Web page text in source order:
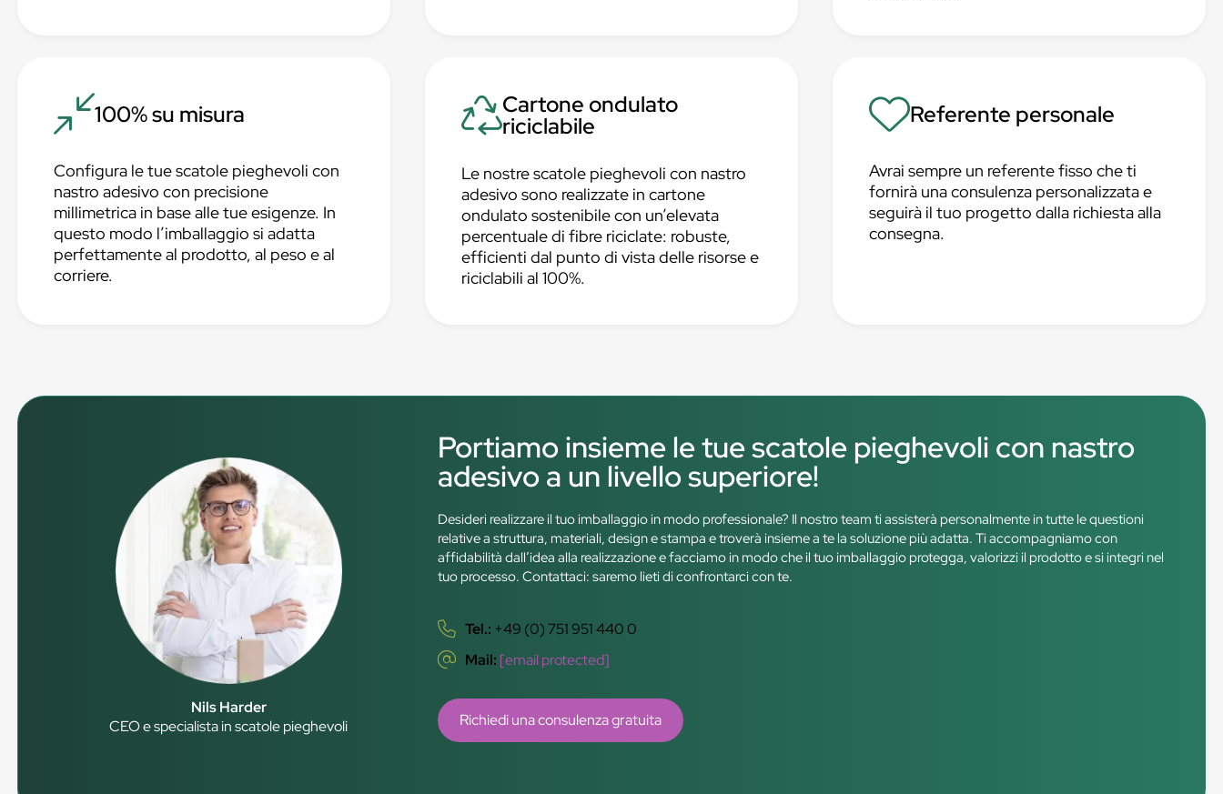
100% su misura
Configura le tue scatole pieghevoli con
nastro adesivo con precisione
millimetrica in base alle tue esigenze. In
questo modo l’imballaggio si adatta
perfettamente al prodotto, al peso e al
corriere.
Cartone ondulato
riciclabile
Le nostre scatole pieghevoli con nastro
adesivo sono realizzate in cartone
ondulato sostenibile con un’elevata
percentuale di fibre riciclate: robuste,
efficienti dal punto di vista delle risorse e
riciclabili al 100%.
Referente personale
Avrai sempre un referente fisso che ti
fornirà una consulenza personalizzata e
seguirà il tuo progetto dalla richiesta alla
consegna.
Nils Harder
CEO e specialista in scatole pieghevoli
Portiamo insieme le tue scatole pieghevoli con nastro
adesivo a un livello superiore!
Desideri realizzare il tuo imballaggio in modo professionale? Il nostro team ti assisterà personalmente in tutte le questioni
relative a struttura, materiali, design e stampa e troverà insieme a te la soluzione più adatta. Ti accompagniamo con
affidabilità dall’idea alla realizzazione e facciamo in modo che il tuo imballaggio protegga, valorizzi il prodotto e si integri nel
tuo processo. Contattaci: saremo lieti di confrontarci con te.
Tel.: +49 (0) 751 951 440 0
Mail: [email protected]
Richiedi una consulenza gratuita